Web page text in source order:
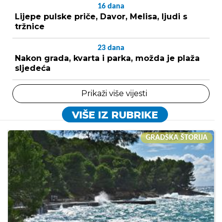
16 dana
Lijepe pulske priče, Davor, Melisa, ljudi s
tržnice
23 dana
Nakon grada, kvarta i parka, možda je plaža
sljedeća
Prikaži više vijesti
VIŠE IZ RUBRIKE
GRADSKA ŠTORIJA